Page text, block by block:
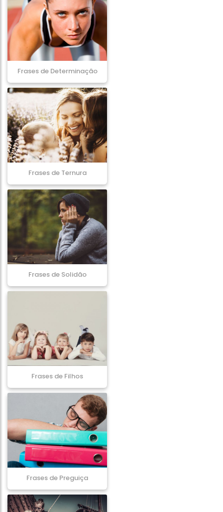
Frases de Determinação
Frases de Ternura
Frases de Solidão
Frases de Filhos
Frases de Preguiça